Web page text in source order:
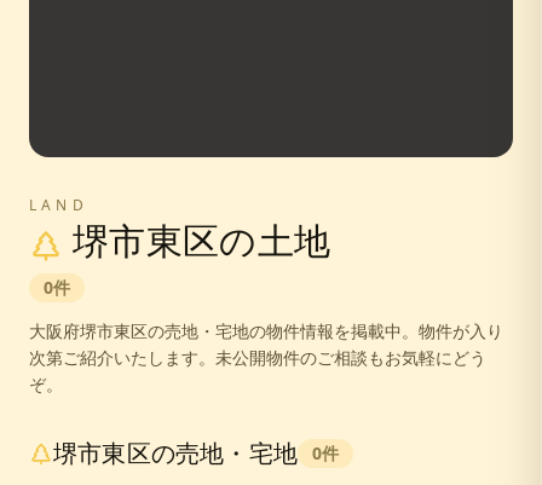
LAND
堺市東区の土地
0件
大阪府堺市東区の売地・宅地の物件情報を掲載中。 物件が入り
次第ご紹介いたします。未公開物件のご相談もお気軽にどう
ぞ。
堺市東区の売地・宅地 0件